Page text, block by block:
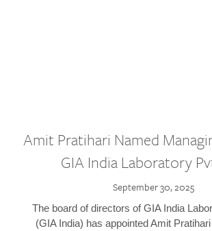
Amit Pratihari Named
GIA India Laboratory
September 30, 2025
The board of directors of GIA India
(GIA India) has appointed Amit